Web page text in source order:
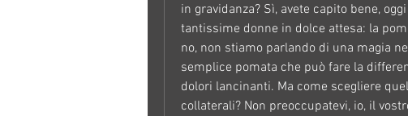
in gravidanza? Sì, avete capito bene,
tantissime donne in dolce attesa: la
no, non stiamo parlando di una magia
semplice pomata che può fare la
dolori lancinanti. Ma come scegliere
collaterali? Non preoccupatevi, io, il